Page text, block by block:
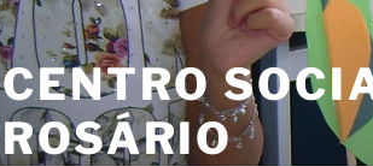
CENTRO
ROSÁRIO